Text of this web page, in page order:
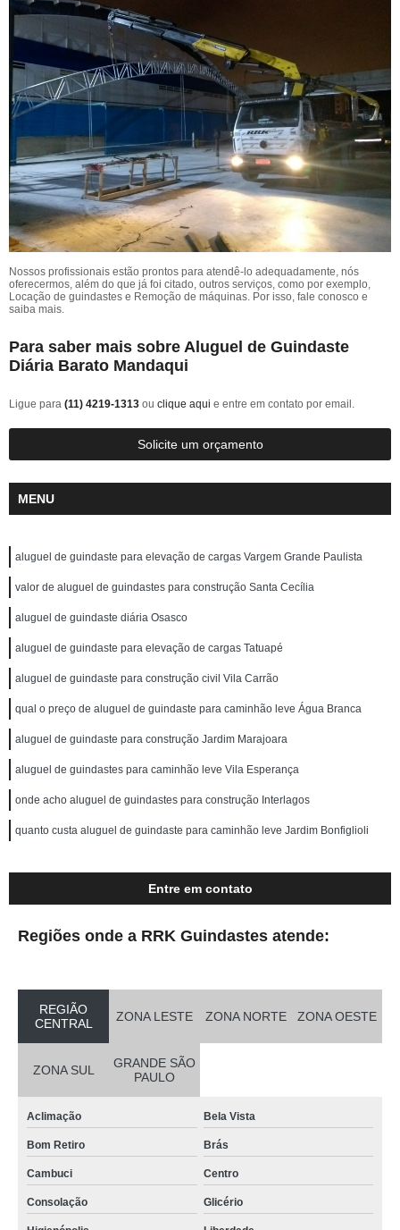
Nossos profissionais estão prontos para atendê-lo adequadamente, nós
oferecermos, além do que já foi citado, outros serviços, como por exemplo,
Locação de guindastes e Remoção de máquinas. Por isso, fale conosco e
saiba mais.
Para saber mais sobre Aluguel de Guindaste
Diária Barato Mandaqui
Ligue para (11) 4219-1313 ou clique aqui e entre em contato por email.
Solicite um orçamento
MENU
aluguel de guindaste para elevação de cargas Vargem Grande Paulista
valor de aluguel de guindastes para construção Santa Cecília
aluguel de guindaste diária Osasco
aluguel de guindaste para elevação de cargas Tatuapé
aluguel de guindaste para construção civil Vila Carrão
qual o preço de aluguel de guindaste para caminhão leve Água Branca
aluguel de guindaste para construção Jardim Marajoara
aluguel de guindastes para caminhão leve Vila Esperança
onde acho aluguel de guindastes para construção Interlagos
quanto custa aluguel de guindaste para caminhão leve Jardim Bonfiglioli
Entre em contato
Regiões onde a RRK Guindastes atende:
REGIÃO
CENTRAL
ZONA LESTE ZONA NORTE ZONA OESTE
ZONA SUL
GRANDE SÃO
PAULO
Aclimação Bela Vista
Bom Retiro Brás
Cambuci Centro
Consolação Glicério